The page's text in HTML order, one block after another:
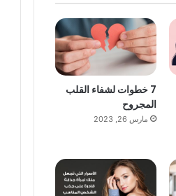
7 خطوات لشفاء القلب
المجروح
مارس 26, 2023